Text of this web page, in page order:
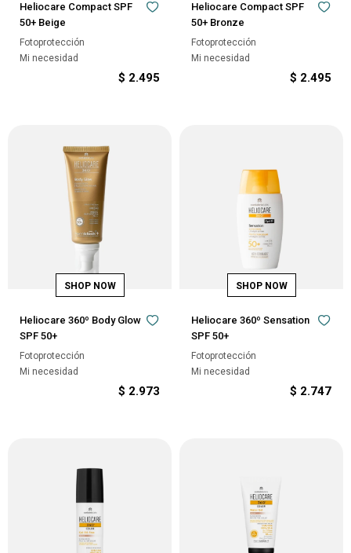
Heliocare Compact SPF
50+ Beige
Fotoprotección
Mi necesidad
$ 2.495
Heliocare Compact SPF
50+ Bronze
Fotoprotección
Mi necesidad
$ 2.495
Heliocare 360º Body Glow
SPF 50+
Fotoprotección
Mi necesidad
$ 2.973
Heliocare 360º Sensation
SPF 50+
Fotoprotección
Mi necesidad
$ 2.747